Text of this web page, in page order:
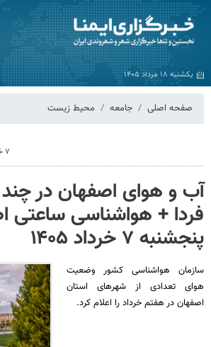
یکشنبه ۱۸ مرداد ۱۴۰۵
صفحه اصلی جامعه محیط زیست
۷ خرداد ۱۴۰۵ - ۱۶:۵۴
آب و هوای اصفهان در چند
فردا + هواشناسی ساعتی
پنجشنبه ۷ خرداد ۱۴۰۵
سازمان هواشناسی کشور وضعیت
هوای تعدادی از شهرهای استان
اصفهان در هفتم خرداد را اعلام کرد.